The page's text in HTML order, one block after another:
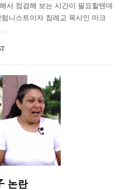
서 점검해 보는 시간이 필요할텐데
니스트이자 침례교 목사인 마크
논란